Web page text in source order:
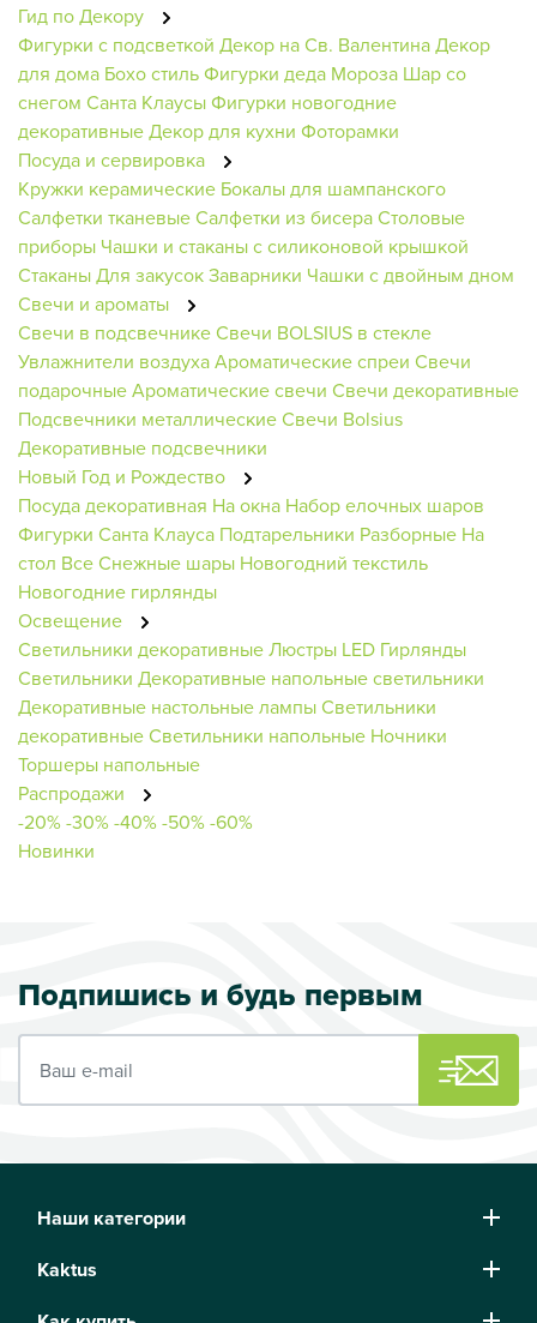
Гид по Декору
Фигурки с подсветкой Декор на Св. ВалентинаДекор
для дома Бохо стильФигурки деда Мороза Шар со
снегом Санта КлаусыФигурки новогодние
декоративныеДекор для кухни Фоторамки
Посуда и сервировка
Кружки керамические Бокалы для шампанского
Салфетки тканевыеСалфетки из бисераСтоловые
приборы Чашки и стаканы с силиконовой крышкой
СтаканыДля закусокЗаварники Чашки с двойным дном
Свечи и ароматы
Свечи в подсвечникеСвечи BOLSIUS в стекле
Увлажнители воздухаАроматические спреи Свечи
подарочныеАроматические свечи Свечи декоративные
Подсвечники металлическиеСвечи Bolsius
Декоративные подсвечники
Новый Год и Рождество
Посуда декоративная На окна Набор елочных шаров
Фигурки Санта Клауса Подтарельники Разборные На
стол Все Снежные шары Новогодний текстиль
Новогодние гирлянды
Освещение
Светильники декоративныеЛюстры LED Гирлянды
Светильники Декоративные напольные светильники
Декоративные настольные лампыСветильники
декоративныеСветильники напольные Ночники
Торшеры напольные
Распродажи
-20%-30%-40%-50%-60%
Новинки
Подпишись и будь первым
Наши категории
Kaktus